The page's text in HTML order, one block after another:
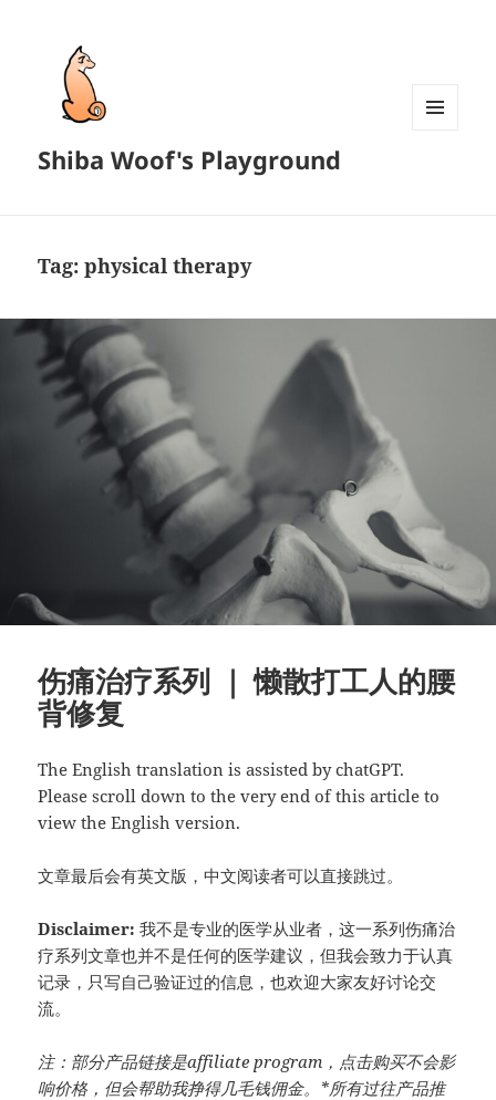
Shiba Woof's Playground
Tag:physical therapy
伤痛治疗系列 ｜ 懒散打工人的腰
背修复
The English translation is assisted by chatGPT.
Please scroll down to the very end of this article to
view the English version.
文章最后会有英文版，中文阅读者可以直接跳过。
Disclaimer: 我不是专业的医学从业者，这一系列伤痛治
疗系列文章也并不是任何的医学建议，但我会致力于认真
记录，只写自己验证过的信息，也欢迎大家友好讨论交
流。
注：部分产品链接是affiliate program，点击购买不会影
响价格，但会帮助我挣得几毛钱佣金。*所有过往产品推